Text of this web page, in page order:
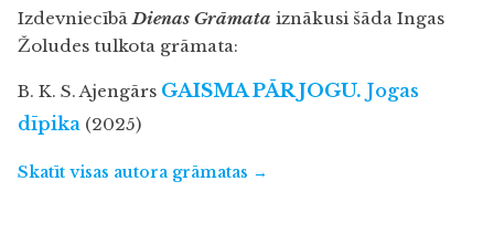
IzdevniecībāDienas Grāmata iznākusi šāda Ingas
Žoludes tulkota grāmata:
B. K. S. Ajengārs GAISMA PĀR JOGU. Jogas
dīpika (2025)
Skatīt visas autora grāmatas →